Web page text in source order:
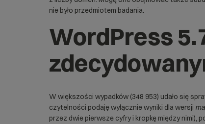
nie było przedmiotem badania.
WordPress
W większości wypadków (348 953) udało się
czytelności podaję wyłącznie wyniki dla wersji
przez dwie pierwsze cyfry i kropkę między nimi),